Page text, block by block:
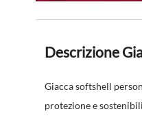
Descrizione
Giacca softshell
protezione e